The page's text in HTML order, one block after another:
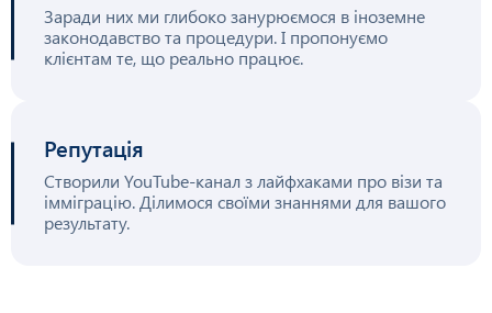
Заради них ми глибоко занурюємося в іноземне
законодавство та процедури. І пропонуємо
клієнтам те, що реально працює.
Репутація
Створили YouTube-канал з лайфхаками про візи та
імміграцію. Ділимося своїми знаннями для вашого
результату.